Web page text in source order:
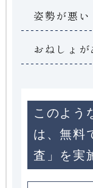
姿勢が悪い
おねしょが
このよう
は、無料
査」を実